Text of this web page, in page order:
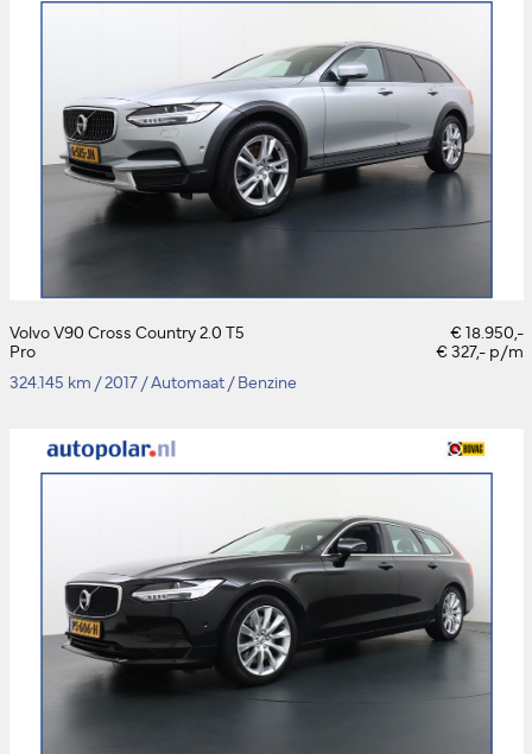
Volvo V90 Cross Country 2.0 T5
Pro
€ 18.950,-
€ 327,- p/m
324.145 km /2017 /Automaat /Benzine